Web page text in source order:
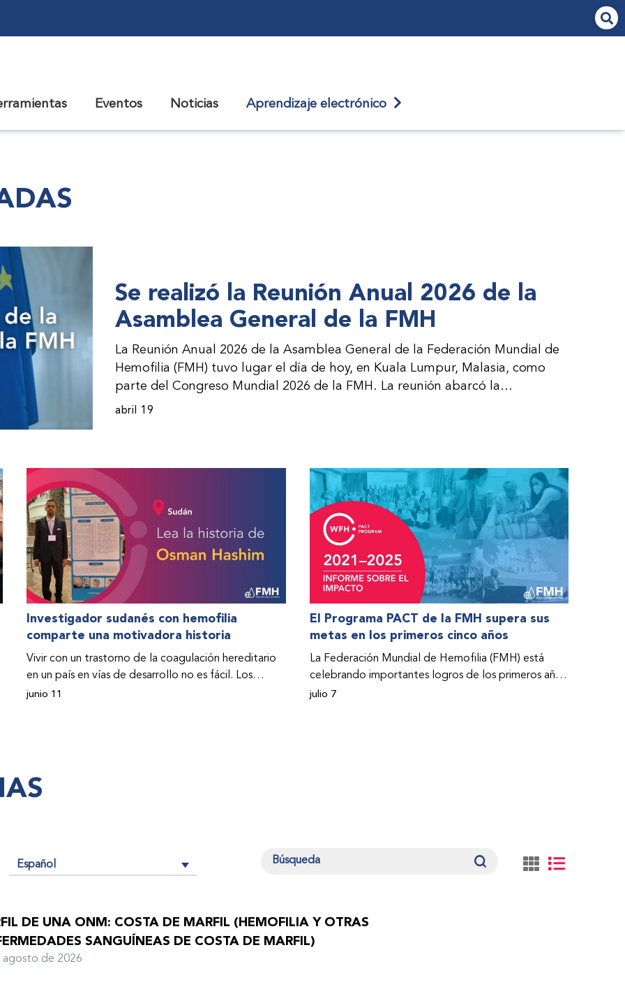
Eventos Noticias Aprendizaje electrónico
Se realizó la Reunión Anual 2026 de la
Asamblea General de la FMH
La Reunión Anual 2026 de la Asamblea General de la Federación Mundial de
Hemofilia (FMH) tuvo lugar el día de hoy, en Kuala Lumpur, Malasia, como
parte del Congreso Mundial 2026 de la FMH. La reunión abarcó la
incorporación de nuevos miembros al consejo directivo de la FMH y la
abril 19
Investigador sudanés con hemofilia
comparte una motivadora historia
Vivir con un trastorno de la coagulación hereditario
en un país en vías de desarrollo no es fácil. Los
problemas se multiplican drásticamente cuando el
Federación Mundial de Hemofilia (FMH) y su
Programa de Ayuda Humanitaria salvo su vida.
junio 11
El Programa PACT de la FMH supera sus
metas en los primeros cinco años
La Federación Mundial de Hemofilia (FMH) está
celebrando importantes logros de los primeros años
de su Programa de Acceso a la Atención y el
julio 7
Español
DE UNA ONM: COSTA DE MARFIL (HEMOFILIA Y OTRAS
SANGUÍNEAS DE COSTA DE MARFIL)
agosto de 2026